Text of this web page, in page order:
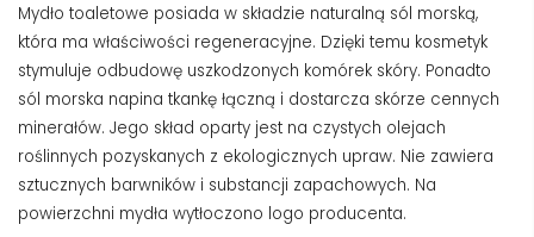
Mydło toaletowe posiada w składzie naturalną sól morską,
która ma właściwości regeneracyjne. Dzięki temu kosmetyk
stymuluje odbudowę uszkodzonych komórek skóry. Ponadto
sól morska napina tkankę łączną i dostarcza skórze cennych
minerałów. Jego skład oparty jest na czystych olejach
roślinnych pozyskanych z ekologicznych upraw. Nie zawiera
sztucznych barwników i substancji zapachowych. Na
powierzchni mydła wytłoczono logo producenta.